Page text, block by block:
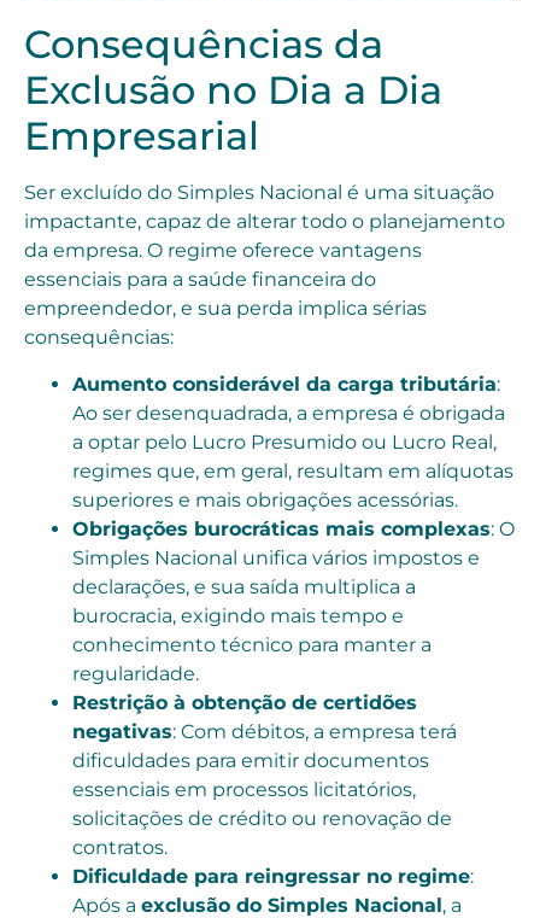
Consequências da
Exclusão no Dia a Dia
Empresarial
Ser excluído do Simples Nacional é uma situação
impactante, capaz de alterar todo o planejamento
da empresa. O regime oferece vantagens
essenciais para a saúde financeira do
empreendedor, e sua perda implica sérias
consequências:
Aumento considerável da carga tributária:
Ao ser desenquadrada, a empresa é obrigada
a optar pelo Lucro Presumido ou Lucro Real,
regimes que, em geral, resultam em alíquotas
superiores e mais obrigações acessórias.
Obrigações burocráticas mais complexas: O
Simples Nacional unifica vários impostos e
declarações, e sua saída multiplica a
burocracia, exigindo mais tempo e
conhecimento técnico para manter a
regularidade.
Restrição à obtenção de certidões
negativas: Com débitos, a empresa terá
dificuldades para emitir documentos
essenciais em processos licitatórios,
solicitações de crédito ou renovação de
contratos.
Dificuldade para reingressar no regime:
Após a exclusão do Simples Nacional, a